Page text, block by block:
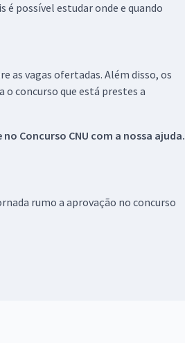
possível estudar onde e quando
as vagas ofertadas. Além disso, os
concurso que está prestes a
no Concurso CNU com a nossa ajuda.
rumo a aprovação no concurso